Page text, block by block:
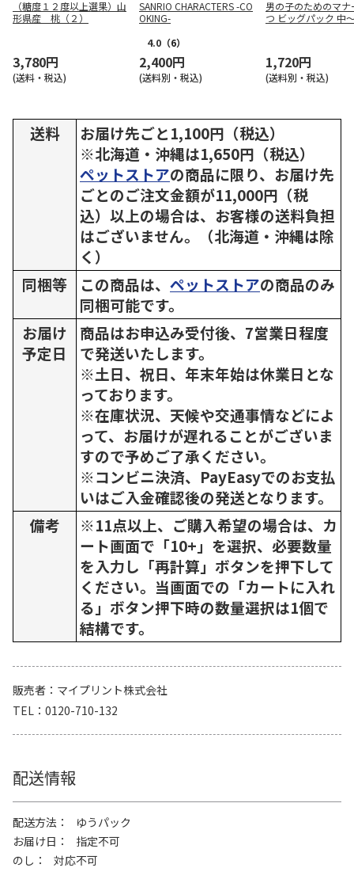
（糖度１２度以上選果）山
形県産 桃（２）
3,780円
(送料・税込)
SANRIO CHARACTERS -CO
OKING-
4.0 （6）
2,400円
(送料別・税込)
男の子のためのマナ
つ ビッグパック 中
1,720円
(送料別・税込)
送料
お届け先ごと1,100円（税込）
※北海道・沖縄は1,650円（税込）
ペットストアの商品に限り、お届け先
ごとのご注文金額が11,000円（税
込）以上の場合は、お客様の送料負担
はございません。（北海道・沖縄は除
く）
同梱等
この商品は、 ペットストアの商品のみ
同梱可能です。
お届け
予定日
商品はお申込み受付後、7営業日程度
で発送いたします。
※土日、祝日、年末年始は休業日とな
っております。
※在庫状況、天候や交通事情などによ
って、お届けが遅れることがございま
すので予めご了承ください。
※コンビニ決済、PayEasyでのお支払
いはご入金確認後の発送となります。
備考
※11点以上、ご購入希望の場合は、カ
ート画面で「10+」を選択、必要数量
を入力し「再計算」ボタンを押下して
ください。当画面での「カートに入れ
る」ボタン押下時の数量選択は1個で
結構です。
販売者
マイプリント株式会社
TEL
0120-710-132
配送情報
配送方法
ゆうパック
お届け日
指定不可
のし
対応不可